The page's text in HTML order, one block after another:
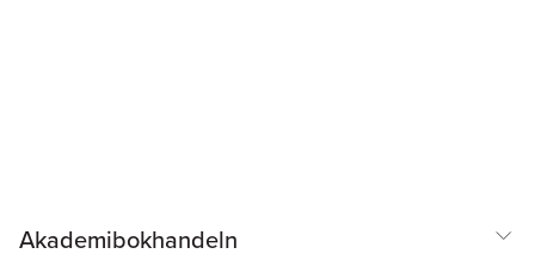
Akademibokhandeln